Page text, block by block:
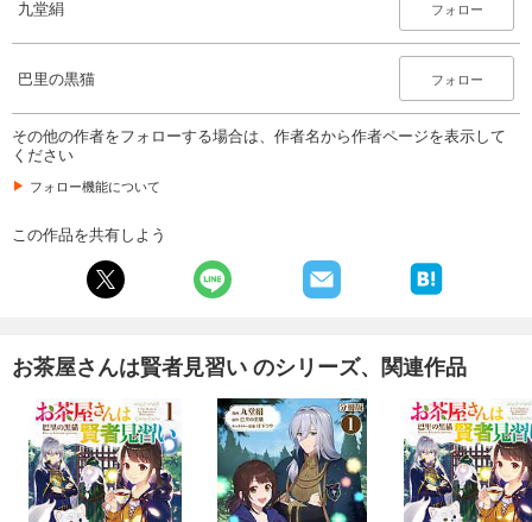
九堂絹 フォロー
巴里の黒猫 フォロー
その他の作者をフォローする場合は、作者名から作者ページを表示して
ください
フォロー機能について
この作品を共有しよう
お茶屋さんは賢者見習い のシリーズ、関連作品